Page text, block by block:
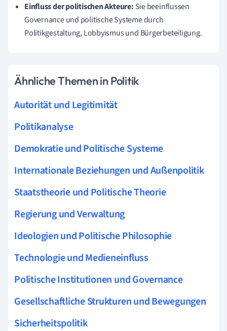
Einfluss der politischen Akteure: Sie beeinflussen
Governance und politische Systeme durch
Politikgestaltung, Lobbyismus und Bürgerbeteiligung.
Ähnliche Themen in Politik
Autorität und Legitimität
Politikanalyse
Demokratie und Politische Systeme
Internationale Beziehungen und Außenpolitik
Staatstheorie und Politische Theorie
Regierung und Verwaltung
Ideologien und Politische Philosophie
Technologie und Medieneinfluss
Politische Institutionen und Governance
Gesellschaftliche Strukturen und Bewegungen
Sicherheitspolitik